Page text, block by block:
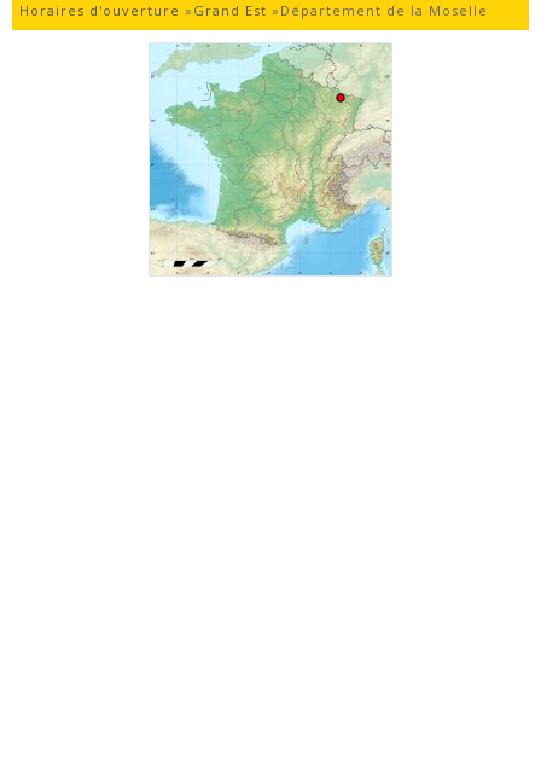
Horaires d'ouverture » Grand Est » Département de la Moselle